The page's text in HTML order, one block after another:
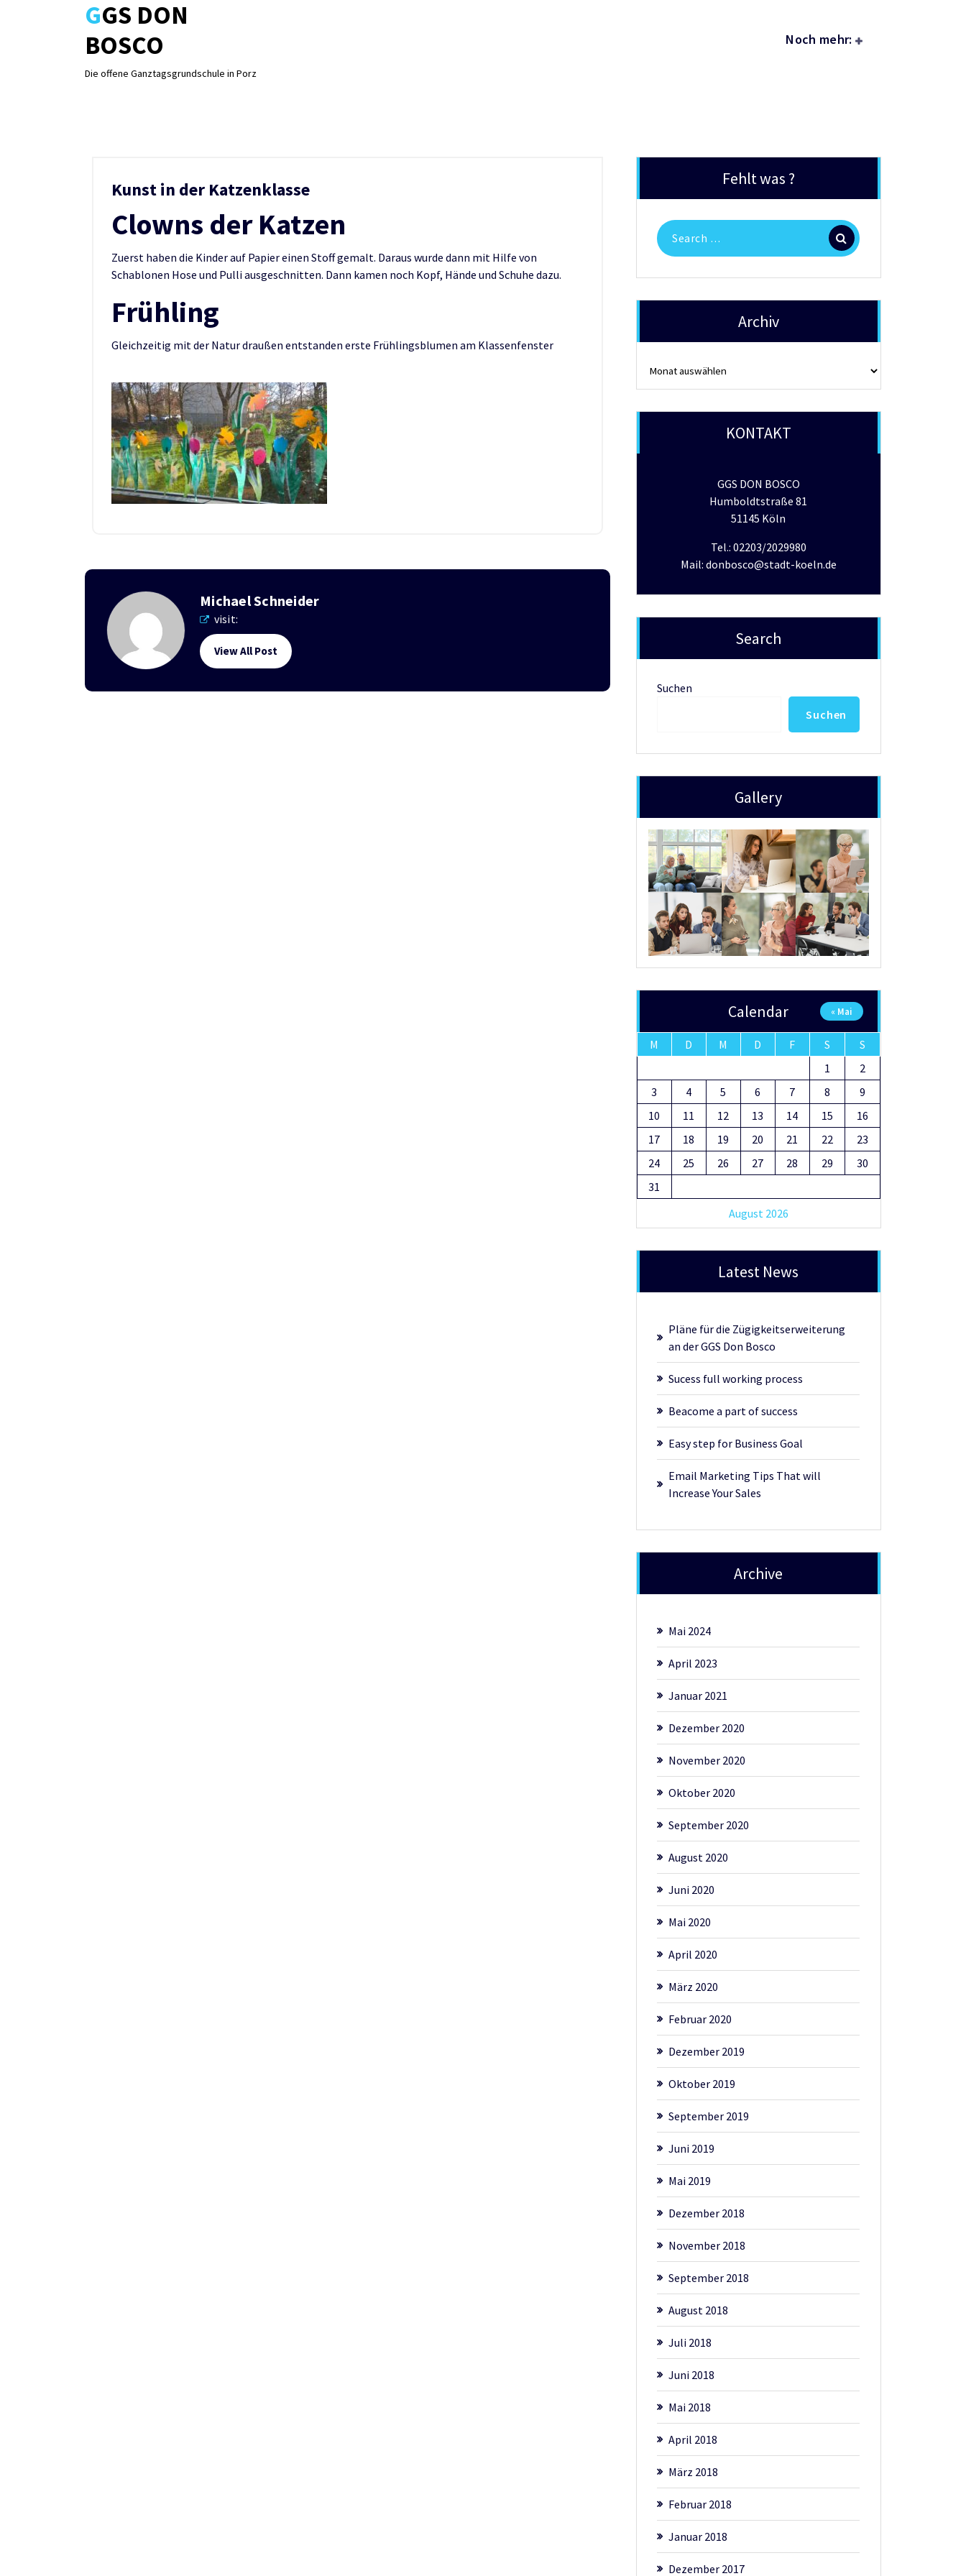
GGS DON
BOSCO
Die offene Ganztagsgrundschule in Porz
Noch mehr:
Kunst in der Katzenklasse
Clowns der Katzen
Zuerst haben die Kinder auf Papier einen Stoff gemalt. Daraus wurde dann mit Hilfe von
Schablonen Hose und Pulli ausgeschnitten. Dann kamen noch Kopf, Hände und Schuhe dazu.
Frühling
Gleichzeitig mit der Natur draußen entstanden erste Frühlingsblumen am Klassenfenster
Michael Schneider
visit:
View All Post
Fehlt was ?
Search
for:
Archiv
KONTAKT
GGS DON BOSCO
Humboldtstraße 81
51145 Köln
Tel.: 02203/2029980
Mail: donbosco@stadt-koeln.de
Search
Suchen
Suchen
Gallery
Calendar
August 2026
M D M D F S
S
1
2
3
4 5 6 7 8
9
10
11 12 13 14 15
16
17
18 19 20 21 22
23
24
25 26 27 28 29
30
31
« Mai
Latest News
Pläne für die Zügigkeitserweiterung
an der GGS Don Bosco
Sucess full working process
Beacome a part of success
Easy step for Business Goal
Email Marketing Tips That will
Increase Your Sales
Archive
Mai 2024
April 2023
Januar 2021
Dezember 2020
November 2020
Oktober 2020
September 2020
August 2020
Juni 2020
Mai 2020
April 2020
März 2020
Februar 2020
Dezember 2019
Oktober 2019
September 2019
Juni 2019
Mai 2019
Dezember 2018
November 2018
September 2018
August 2018
Juli 2018
Juni 2018
Mai 2018
April 2018
März 2018
Februar 2018
Januar 2018
Dezember 2017